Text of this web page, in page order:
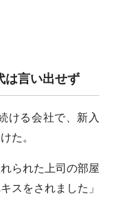
言い出せず
ける会社で、新入
た。
られた上司の部屋
スをされました」